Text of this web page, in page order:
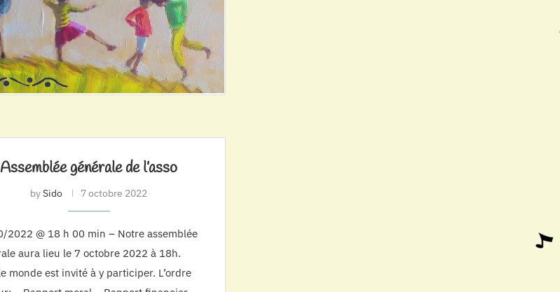
Assemblée générale de l’asso
bySido 7 octobre 2022
2022 @ 18 h 00 min – Notre assemblée
aura lieu le 7 octobre 2022 à 18h.
monde est invité à y participer. L’ordre